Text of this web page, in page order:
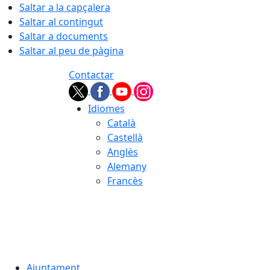
Saltar a la capçalera
Saltar al contingut
Saltar a documents
Saltar al peu de pàgina
Contactar
Idiomes
Català
Castellà
Anglès
Alemany
Francès